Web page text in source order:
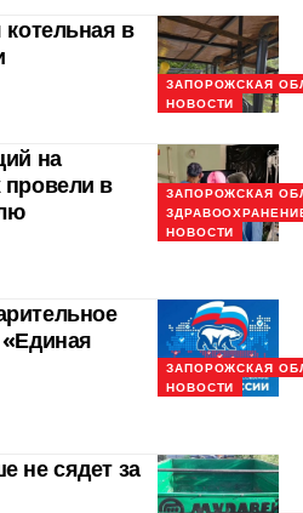
ЗАПОРОЖСКАЯ
НОВОСТИ
котельная в
ЗАПОРОЖСКАЯ
НОВОСТИ
на
провели в
ЗАПОРОЖСКАЯ
НОВОСТИ
не сядет за